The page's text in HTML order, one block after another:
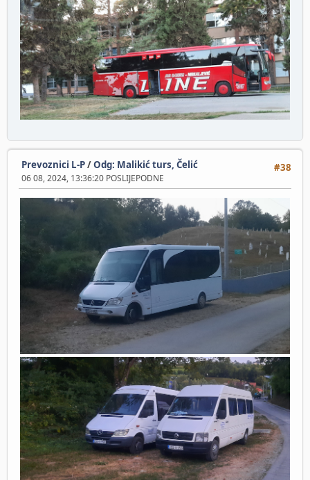
#38
Prevoznici L-P/Odg: Malikić turs, Čelić
06 08, 2024, 13:36:20 POSLIJEPODNE